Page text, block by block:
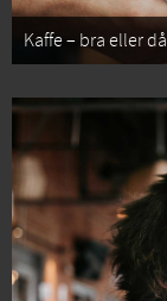
Kaffe – bra eller